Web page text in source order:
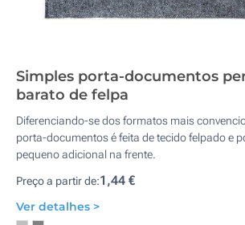
Simples porta-documentos
barato de felpa
Diferenciando-se dos formatos mais
porta-documentos é feita de tecido felpado e
pequeno adicional na frente.
Preço a partir de:1,44 €
Ver detalhes >